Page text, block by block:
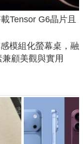
Tensor G6晶片且
模組化螢幕桌，融
顧美觀與實用